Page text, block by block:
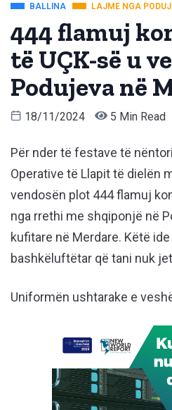
BALLINA LAJME NGA
444 flamuj
të UÇK-së u
Podujeva në
18/11/2024 5 Min Read
Për nder të festave të
Operative të Llapit të dielën
vendosën plot 444 flamuj
nga rrethi me shqiponjë në
kufitare në Merdare. Këtë
bashkëluftëtar që tani nuk
Uniformën ushtarake e